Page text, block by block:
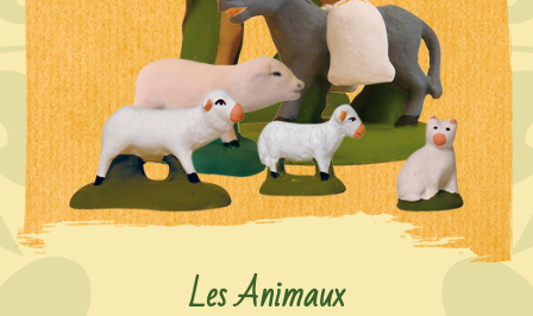
Les Animaux